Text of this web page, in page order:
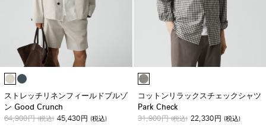
ストレッチリネンフィールドブルゾ
ン Good Crunch
64,900円(税込) 45,430円 (税込)
コットンリラックスチェックシャツ
Park Check
31,900円(税込) 22,330円 (税込)